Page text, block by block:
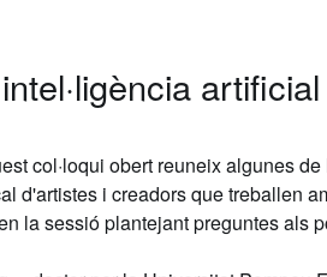
artificial
col·loqui obert reuneix algunes
d'artistes i creadors que treballen
la sessió plantejant preguntes als